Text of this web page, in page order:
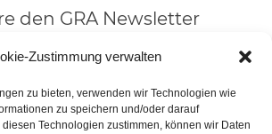
Zustimmung verwalten
zu bieten, verwenden wir Technologien wie
zu speichern und/oder darauf
Technologien zustimmen, können wir Daten
den GRA Newsletter
ganzer Name